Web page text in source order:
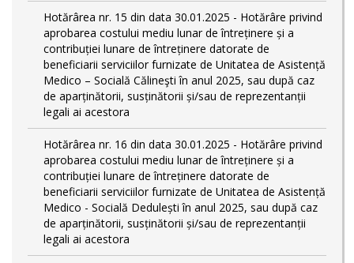
Hotărârea nr. 15 din data 30.01.2025 - Hotărâre privind
aprobarea costului mediu lunar de întreținere și a
contribuției lunare de întreținere datorate de
beneficiarii serviciilor furnizate de Unitatea de Asistență
Medico – Socială Călineşti în anul 2025, sau după caz
de aparținătorii, susținătorii și/sau de reprezentanții
legali ai acestora
Hotărârea nr. 16 din data 30.01.2025 - Hotărâre privind
aprobarea costului mediu lunar de întreținere și a
contribuției lunare de întreținere datorate de
beneficiarii serviciilor furnizate de Unitatea de Asistență
Medico - Socială Dedulești în anul 2025, sau după caz
de aparținătorii, susținătorii și/sau de reprezentanții
legali ai acestora